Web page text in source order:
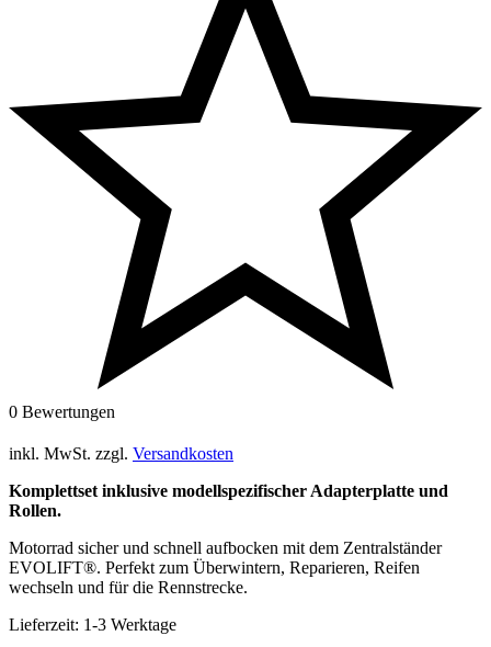
0 Bewertungen
inkl. MwSt. zzgl. Versandkosten
Komplettset inklusive modellspezifischer Adapterplatte und
Rollen.
Motorrad sicher und schnell aufbocken mit dem Zentralständer
EVOLIFT®. Perfekt zum Überwintern, Reparieren, Reifen
wechseln und für die Rennstrecke.
Lieferzeit: 1-3 Werktage